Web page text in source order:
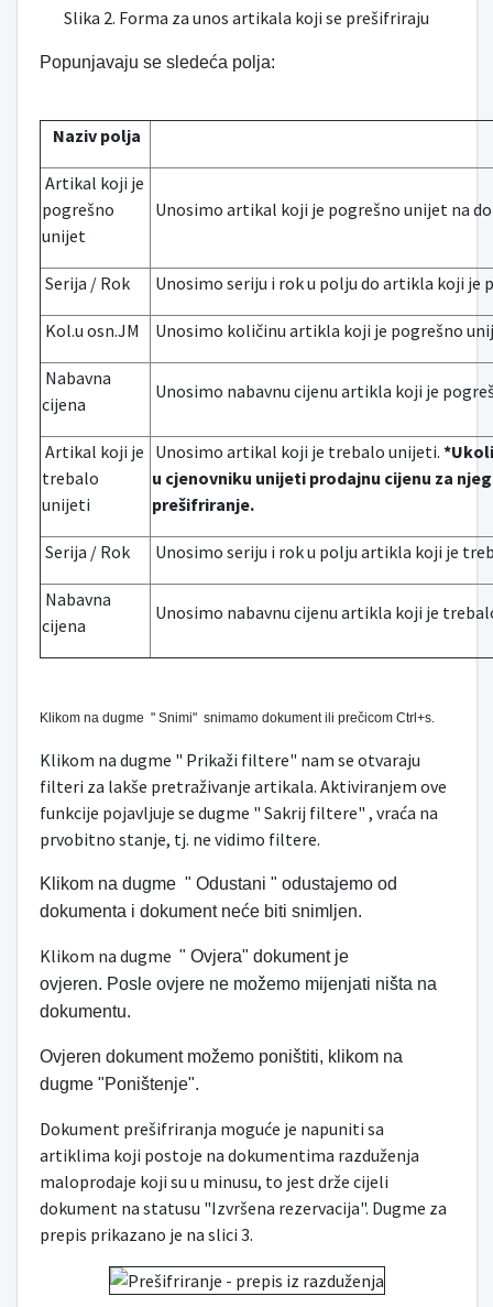
Slika 2. Forma za unos artikala koji se prešifriraju
Popunjavaju se sledeća polja:
Naziv polja
Artikal koji je
pogrešno
unijet
Unosimo artikal koji je pogrešno unijet na
Serija / Rok Unosimo seriju i rok u polju do artikla koji je
Kol.u osn.JM Unosimo količinu artikla koji je pogrešno
Nabavna
cijena
Unosimo nabavnu cijenu artikla koji je
Artikal koji je
trebalo
unijeti
Unosimo artikal koji je trebalo unijeti.
u cjenovniku unijeti prodajnu cijenu za
prešifriranje.
Serija / Rok Unosimo seriju i rok u polju artikla koji je
Nabavna
cijena
Unosimo nabavnu cijenu artikla koji je
Klikom na dugme " Snimi" snimamo dokument ili prečicom Ctrl+s.
Klikom na dugme " Prikaži filtere" nam se otvaraju
filteri za lakše pretraživanje artikala. Aktiviranjem ove
funkcije pojavljuje se dugme " Sakrij filtere" , vraća na
prvobitno stanje, tj. ne vidimo filtere.
Klikom na dugme " Odustani " odustajemo od
dokumenta i dokument neće biti snimljen.
Klikom na dugme " Ovjera" dokument je
ovjeren. Posle ovjere ne možemo mijenjati ništa na
dokumentu.
Ovjeren dokument možemo poništiti, klikom na
dugme "Poništenje".
​Dokument prešifriranja moguće je napuniti sa
artiklima koji postoje na dokumentima razduženja
maloprodaje koji su u minusu, to jest drže cijeli
dokument na statusu "Izvršena rezervacija". Dugme za
prepis prikazano je na slici 3.